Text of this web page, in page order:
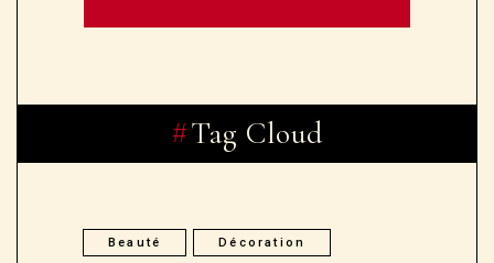
Tag Cloud
Beauté Décoration